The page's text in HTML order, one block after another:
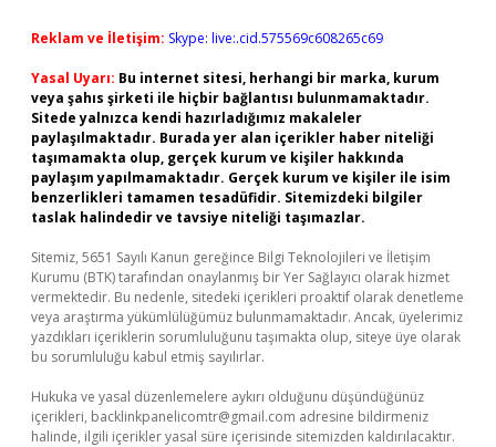
Reklam ve İletişim: Skype: live:.cid.575569c608265c69
Yasal Uyarı: Bu internet sitesi, herhangi bir marka, kurum
veya şahıs şirketi ile hiçbir bağlantısı bulunmamaktadır.
Sitede yalnızca kendi hazırladığımız makaleler
paylaşılmaktadır. Burada yer alan içerikler haber niteliği
taşımamakta olup, gerçek kurum ve kişiler hakkında
paylaşım yapılmamaktadır. Gerçek kurum ve kişiler ile isim
benzerlikleri tamamen tesadüfidir. Sitemizdeki bilgiler
taslak halindedir ve tavsiye niteliği taşımazlar.
Sitemiz, 5651 Sayılı Kanun gereğince Bilgi Teknolojileri ve İletişim
Kurumu (BTK) tarafından onaylanmış bir Yer Sağlayıcı olarak hizmet
vermektedir. Bu nedenle, sitedeki içerikleri proaktif olarak denetleme
veya araştırma yükümlülüğümüz bulunmamaktadır. Ancak, üyelerimiz
yazdıkları içeriklerin sorumluluğunu taşımakta olup, siteye üye olarak
bu sorumluluğu kabul etmiş sayılırlar.
Hukuka ve yasal düzenlemelere aykırı olduğunu düşündüğünüz
içerikleri, backlinkpanelicomtr@gmail.com adresine bildirmeniz
halinde, ilgili içerikler yasal süre içerisinde sitemizden kaldırılacaktır.